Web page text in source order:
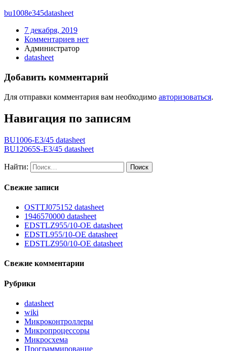
bu1008e345datasheet
7 декабря, 2019
Комментариев нет
Администратор
datasheet
Добавить комментарий
Для отправки комментария вам необходимо авторизоваться.
Навигация по записям
BU1006-E3/45 datasheet
BU12065S-E3/45 datasheet
Найти:
Свежие записи
OSTTJ075152 datasheet
1946570000 datasheet
EDSTLZ955/10-OE datasheet
EDSTL955/10-OE datasheet
EDSTLZ950/10-OE datasheet
Свежие комментарии
Рубрики
datasheet
wiki
Микроконтроллеры
Микропроцессоры
Микросхема
Программирование